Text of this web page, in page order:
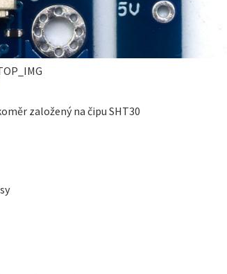
založený na čipu SHT30